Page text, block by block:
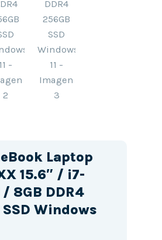
Laptop
15.6″ / i7-
8GB DDR4
SSD Windows